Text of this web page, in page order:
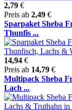
2,79 €
Preis ab 2,49 €
Sparpaket Sheba
Thunfis ...
14,94 €
Preis ab 14,79 €
Multipack Sheba
Lach ...